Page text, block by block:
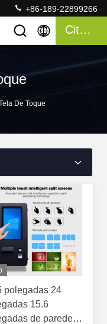
+86-189-22899266
Citações
De Toque
polegadas 24
15.6
de parede